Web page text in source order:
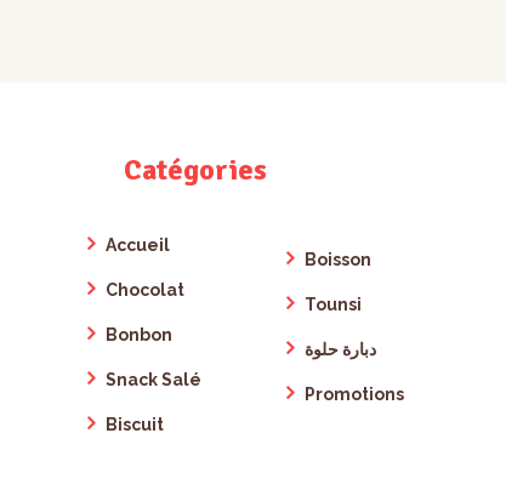
Catégories
Accueil
Chocolat
Bonbon
Snack Salé
Biscuit
Boisson
Tounsi
دبارة حلوة
Promotions